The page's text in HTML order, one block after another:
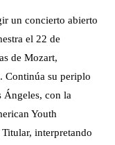
un concierto abierto
el 22 de
de Mozart,
Continúa su periplo
Ángeles, con la
Youth
interpretando